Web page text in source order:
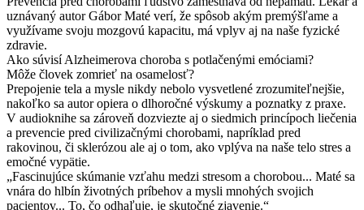
uznávaný autor Gábor Maté verí, že spôsob akým premýšľame a
využívame svoju mozgovú kapacitu, má vplyv aj na naše fyzické
zdravie.
Ako súvisí Alzheimerova choroba s potlačenými emóciami?
Môže človek zomrieť na osamelosť?
Prepojenie tela a mysle nikdy nebolo vysvetlené zrozumiteľnejšie,
nakoľko sa autor opiera o dlhoročné výskumy a poznatky z praxe.
V audioknihe sa zároveň dozviezte aj o siedmich princípoch liečenia
a prevencie pred civilizačnými chorobami, napríklad pred
rakovinou, či sklerózou ale aj o tom, ako vplýva na naše telo stres a
emočné vypätie.
„Fascinujúce skúmanie vzťahu medzi stresom a chorobou... Maté sa
vnára do hlbín životných príbehov a mysli mnohých svojich
pacientov... To, čo odhaľuje, je skutočné zjavenie.“